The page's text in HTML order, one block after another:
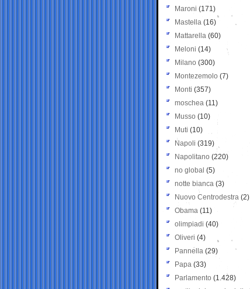
Maroni (171)
Mastella (16)
Mattarella (60)
Meloni (14)
Milano (300)
Montezemolo (7)
Monti (357)
moschea (11)
Musso (10)
Muti (10)
Napoli (319)
Napolitano (220)
no global (5)
notte bianca (3)
Nuovo Centrodestra (2)
Obama (11)
olimpiadi (40)
Oliveri (4)
Pannella (29)
Papa (33)
Parlamento (1.428)